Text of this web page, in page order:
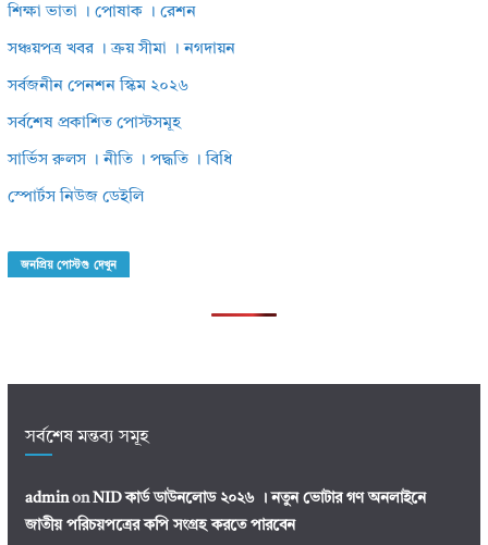
শিক্ষা ভাতা । পোষাক । রেশন
সঞ্চয়পত্র খবর । ক্রয় সীমা । নগদায়ন
সর্বজনীন পেনশন স্কিম ২০২৬
সর্বশেষ প্রকাশিত পোস্টসমূহ
সার্ভিস রুলস । নীতি । পদ্ধতি । বিধি
স্পোর্টস নিউজ ডেইলি
জনপ্রিয় পোস্টগু দেখুন
সর্বশেষ মন্তব্য সমূহ
adminonNID কার্ড ডাউনলোড ২০২৬ । নতুন ভোটার গণ অনলাইনে
জাতীয় পরিচয়পত্রের কপি সংগ্রহ করতে পারবেন